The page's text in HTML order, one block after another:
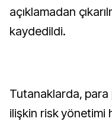
açıklamadan
kaydedildi.
Tutanaklarda, para
ilişkin risk yönetimi